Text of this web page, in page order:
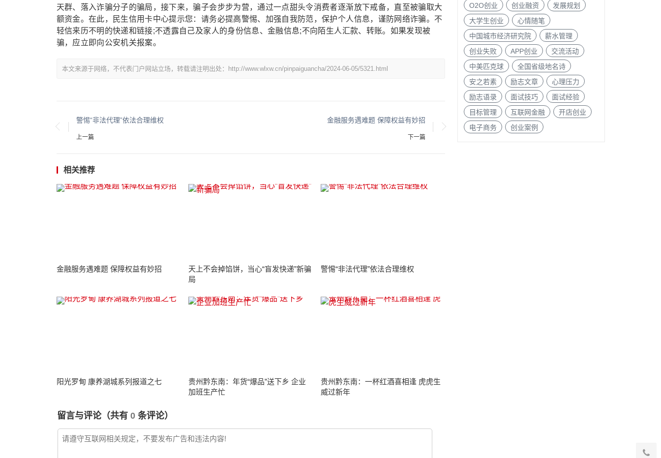
天群、落入诈骗分子的骗局，接下来，骗子会步步为营，通过一点甜头令消费者逐渐放下戒备，直至被骗取大
额资金。在此，民生信用卡中心提示您：请务必提高警惕、加强自我防范，保护个人信息，谨防网络诈骗。不
轻信来历不明的快递和链接;不透露自己及家人的身份信息、金融信息;不向陌生人汇款、转账。如果发现被
骗，应立即向公安机关报案。
本文来源于网络，不代表门户网站立场，转载请注明出处：http://www.wlxw.cn/pinpaiguancha/2024-06-05/5321.html
警惕“非法代理”依法合理维权
上一篇
金融服务遇难题 保障权益有妙招
下一篇
相关推荐
金融服务遇难题 保障权益有妙招
天上不会掉馅饼，当心“盲发快递”新骗
局
警惕“非法代理”依法合理维权
阳光罗甸 康养湖城系列报道之七
贵州黔东南：年货“爆品”送下乡 企业
加班生产忙
贵州黔东南：一杯红酒喜相逢 虎虎生
威过新年
留言与评论（共有 0条评论）
O2O创业
创业融资
发展规划
大学生创业
心情随笔
中国城市经济研究院
薪水管理
创业失败
APP创业
交流活动
中美匹克球
全国省级地名诗
安之若素
励志文章
心理压力
励志语录
面试技巧
面试经验
目标管理
互联网金融
开店创业
电子商务
创业案例